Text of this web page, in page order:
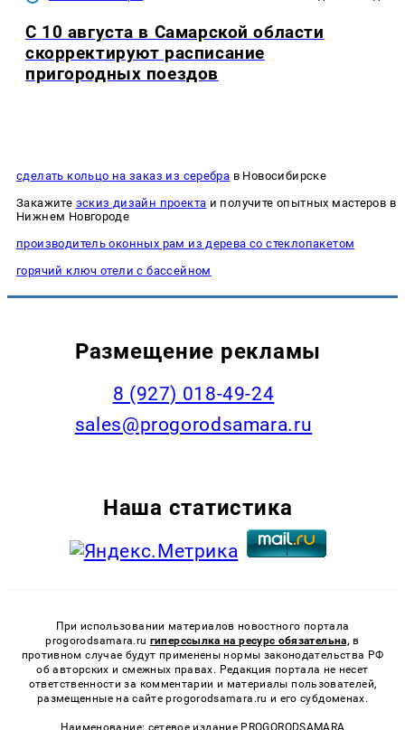
С 10 августа в Самарской области
скорректируют расписание
пригородных поездов
сделать кольцо на заказ из серебра в Новосибирске
Закажите эскиз дизайн проекта и получите опытных мастеров в
Нижнем Новгороде
производитель оконных рам из дерева со стеклопакетом
горячий ключ отели с бассейном
Размещение рекламы
8 (927) 018-49-24
sales@progorodsamara.ru
Наша статистика
При использовании материалов новостного портала
progorodsamara.ru гиперссылка на ресурс обязательна, в
противном случае будут применены нормы законодательства РФ
об авторских и смежных правах. Редакция портала не несет
ответственности за комментарии и материалы пользователей,
размещенные на сайте progorodsamara.ru и его субдоменах.
Наименование: сетевое издание PROGORODSAMARA